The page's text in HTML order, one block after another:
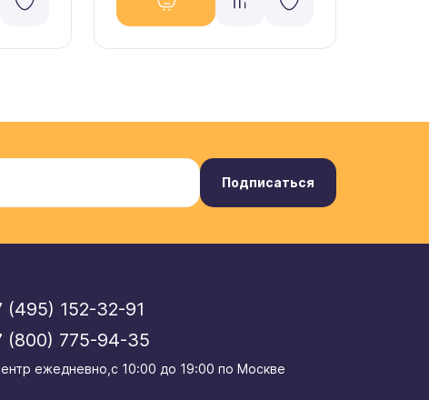
Подписаться
(495) 152-32-91
(800) 775-94-35
eжедневно,с 10:00 до 19:00 по Москве